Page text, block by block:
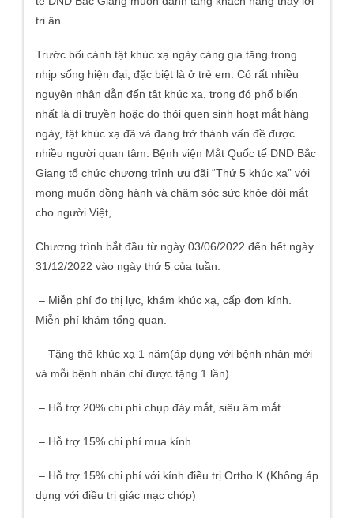
tri ân.
Trước bối cảnh tật khúc xạ ngày càng gia tăng trong
nhịp sống hiện đại, đặc biệt là ở trẻ em. Có rất nhiều
nguyên nhân dẫn đến tật khúc xạ, trong đó phổ biến
nhất là di truyền hoặc do thói quen sinh hoạt mắt hàng
ngày, tật khúc xạ đã và đang trở thành vấn đề được
nhiều người quan tâm. Bệnh viện Mắt Quốc tế DND Bắc
Giang tổ chức chương trình ưu đãi “Thứ 5 khúc xạ” với
mong muốn đồng hành và chăm sóc sức khỏe đôi mắt
cho người Việt,
Chương trình bắt đầu từ ngày 03/06/2022 đến hết ngày
31/12/2022 vào ngày thứ 5 của tuần.
– Miễn phí đo thị lực, khám khúc xạ, cấp đơn kính.
Miễn phí khám tổng quan.
– Tặng thẻ khúc xạ 1 năm(áp dụng với bệnh nhân mới
và mỗi bệnh nhân chỉ được tặng 1 lần)
– Hỗ trợ 20% chi phí chụp đáy mắt, siêu âm mắt.
– Hỗ trợ 15% chi phí mua kính.
– Hỗ trợ 15% chi phí với kính điều trị Ortho K (Không áp
dụng với điều trị giác mạc chóp)